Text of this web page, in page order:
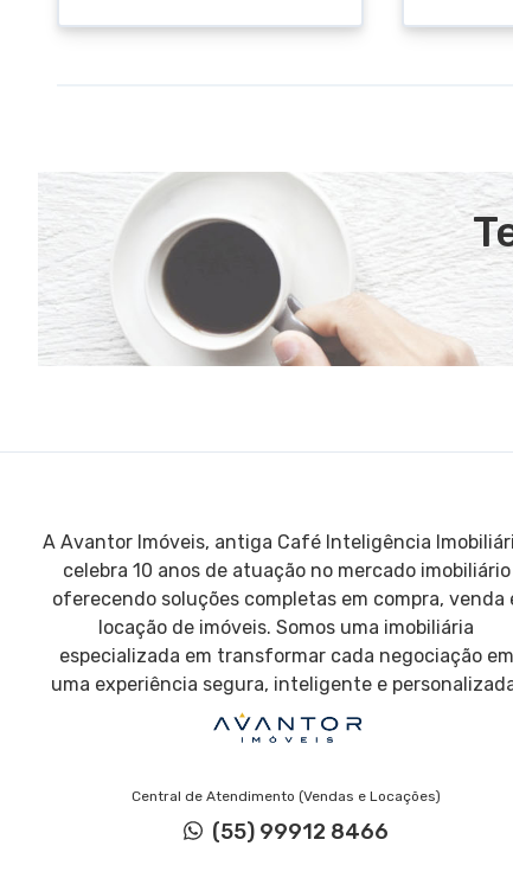
A Avantor Imóveis, antiga Café Inteligência
celebra 10 anos de atuação no mercado imobiliário
oferecendo soluções completas em compra, venda
locação de imóveis. Somos uma imobiliária
especializada em transformar cada negociação em
uma experiência segura, inteligente e
Central de Atendimento (Vendas e Locações)
(55) 99912 8466